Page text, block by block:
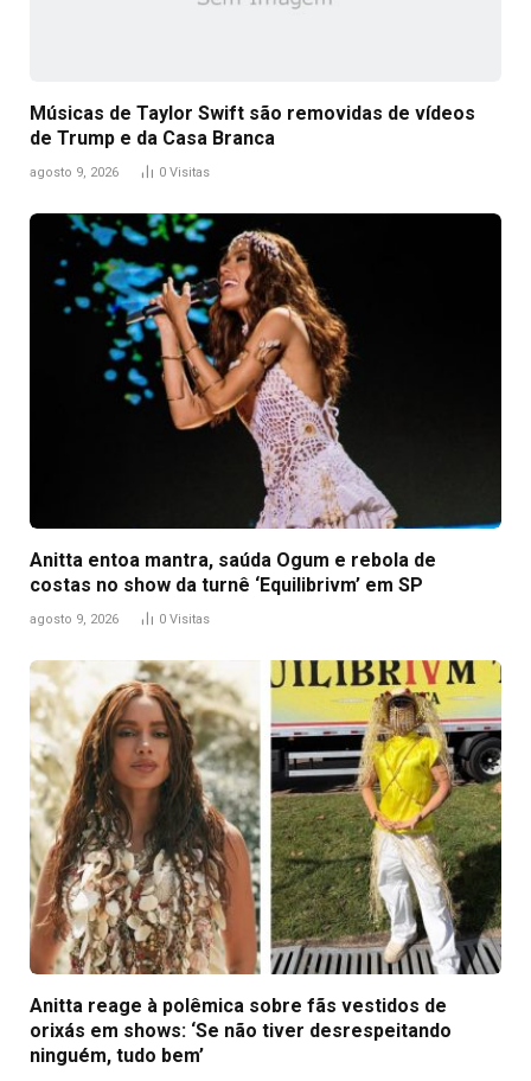
Músicas de Taylor Swift são removidas de vídeos
de Trump e da Casa Branca
agosto 9, 2026 0 Visitas
Anitta entoa mantra, saúda Ogum e rebola de
costas no show da turnê ‘Equilibrivm’ em SP
agosto 9, 2026 0 Visitas
Anitta reage à polêmica sobre fãs vestidos de
orixás em shows: ‘Se não tiver desrespeitando
ninguém, tudo bem’